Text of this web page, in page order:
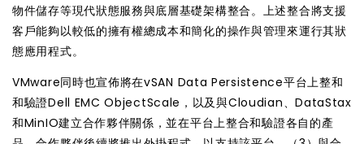
物件儲存等現代狀態服務與底層基礎架構整合。上述整合將支援
客戶能夠以較低的擁有權總成本和簡化的操作與管理來運行其狀
態應用程式。
VMware同時也宣佈將在vSAN Data Persistence平台上整和
和驗證Dell EMC ObjectScale，以及與Cloudian、DataStax
和MinIO建立合作夥伴關係，並在平台上整合和驗證各自的產